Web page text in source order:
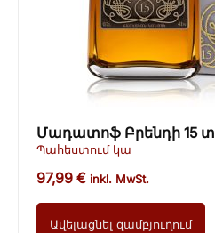
Մադատոֆ Բրենդի 15
Պահեստում կա
97,99 € inkl. MwSt.
Ավելացնել զամբյուղում